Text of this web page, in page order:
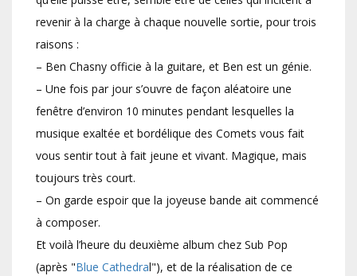
revenir à la charge à chaque nouvelle sortie, pour trois
raisons :
– Ben Chasny officie à la guitare, et Ben est un génie.
– Une fois par jour s’ouvre de façon aléatoire une
fenêtre d’environ 10 minutes pendant lesquelles la
musique exaltée et bordélique des Comets vous fait
vous sentir tout à fait jeune et vivant. Magique, mais
toujours très court.
– On garde espoir que la joyeuse bande ait commencé
à composer.
Et voilà l’heure du deuxième album chez Sub Pop
(après "Blue Cathedral"), et de la réalisation de ce